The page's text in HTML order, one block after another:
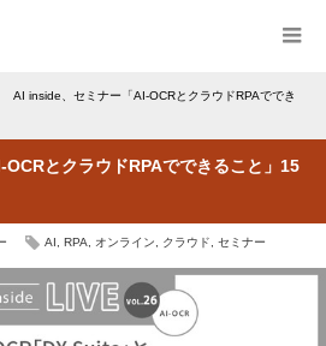
AI inside、セミナー「AI-OCRとクラウドRPAででき
とクラウドRPAでできること」15
AI RPA オンライン クラウド セミナー